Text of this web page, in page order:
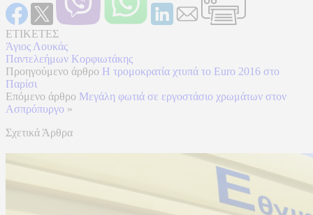
ΕΤΙΚΕΤΕΣ
Άγιος Λουκάς
Παντελεήμων Κορφιωτάκης
Προηγούμενο άρθρο Η τρομοκρατία χτυπά το Euro 2016 στο
Παρίσι
Επόμενο άρθρο Μεγάλη φωτιά σε εργοστάσιο χρωμάτων στον
Ασπρόπυργο »
Σχετικά Άρθρα